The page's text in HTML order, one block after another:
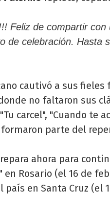
Feliz de compartir
de celebración. Hasta
cautivó a sus
no faltaron sus
carcel", "Cuando te
parte del
ahora para
Rosario (el 16 de
país en Santa Cruz (el